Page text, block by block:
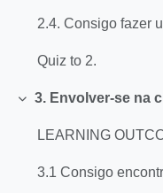
Quiz to 2.
Collapse
LEARNING